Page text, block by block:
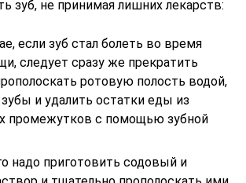
зуб, не принимая лишних лекарств:
если зуб стал болеть во время
следует сразу же прекратить
ротовую полость водой,
и удалить остатки еды из
промежутков с помощью зубной
надо приготовить содовый и